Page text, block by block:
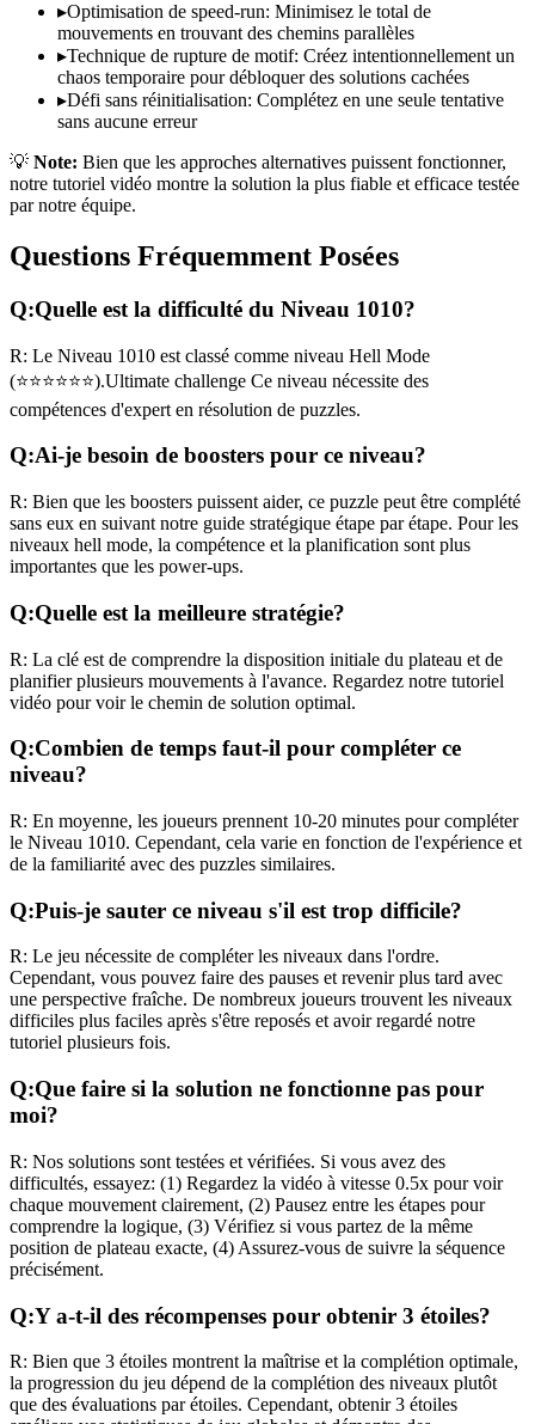
▸Optimisation de speed-run: Minimisez le total de
mouvements en trouvant des chemins parallèles
▸Technique de rupture de motif: Créez intentionnellement un
chaos temporaire pour débloquer des solutions cachées
▸Défi sans réinitialisation: Complétez en une seule tentative
sans aucune erreur
💡 Note: Bien que les approches alternatives puissent fonctionner,
notre tutoriel vidéo montre la solution la plus fiable et efficace testée
par notre équipe.
Questions Fréquemment Posées
Q:Quelle est la difficulté du Niveau 1010?
R: Le Niveau 1010 est classé comme niveau Hell Mode
(⭐⭐⭐⭐⭐⭐).Ultimate challenge Ce niveau nécessite des
compétences d'expert en résolution de puzzles.
Q:Ai-je besoin de boosters pour ce niveau?
R: Bien que les boosters puissent aider, ce puzzle peut être complété
sans eux en suivant notre guide stratégique étape par étape. Pour les
niveaux hell mode, la compétence et la planification sont plus
importantes que les power-ups.
Q:Quelle est la meilleure stratégie?
R: La clé est de comprendre la disposition initiale du plateau et de
planifier plusieurs mouvements à l'avance. Regardez notre tutoriel
vidéo pour voir le chemin de solution optimal.
Q:Combien de temps faut-il pour compléter ce
niveau?
R: En moyenne, les joueurs prennent 10-20 minutes pour compléter
le Niveau 1010. Cependant, cela varie en fonction de l'expérience et
de la familiarité avec des puzzles similaires.
Q:Puis-je sauter ce niveau s'il est trop difficile?
R: Le jeu nécessite de compléter les niveaux dans l'ordre.
Cependant, vous pouvez faire des pauses et revenir plus tard avec
une perspective fraîche. De nombreux joueurs trouvent les niveaux
difficiles plus faciles après s'être reposés et avoir regardé notre
tutoriel plusieurs fois.
Q:Que faire si la solution ne fonctionne pas pour
moi?
R: Nos solutions sont testées et vérifiées. Si vous avez des
difficultés, essayez: (1) Regardez la vidéo à vitesse 0.5x pour voir
chaque mouvement clairement, (2) Pausez entre les étapes pour
comprendre la logique, (3) Vérifiez si vous partez de la même
position de plateau exacte, (4) Assurez-vous de suivre la séquence
précisément.
Q:Y a-t-il des récompenses pour obtenir 3 étoiles?
R: Bien que 3 étoiles montrent la maîtrise et la complétion optimale,
la progression du jeu dépend de la complétion des niveaux plutôt
que des évaluations par étoiles. Cependant, obtenir 3 étoiles